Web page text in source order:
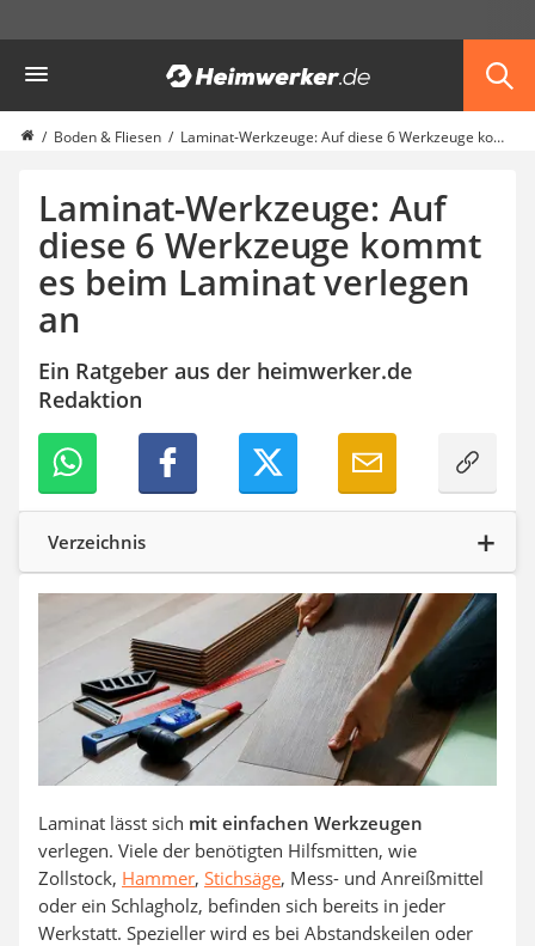
Haus & Bau
Außenleuchte mit Kamera
Ozongenerator
Smart-Home-Rauchmelder
Schlüsseltresor
Überwachungskameras außen
Regendusche
Reizstromgerät
Infrarot-Thermometer
Heizkissen
Digitale Zeitschaltuhr
Paketbriefkasten
Fensterkontaktschalter
Hygrometer
LED-Baustrahler
Aluleiter
Tiefengrund
Video-Türsprechanlage
Boden & Fliesen Laminat-Werkzeuge: Auf diese 6 Werkzeuge kommt es beim Laminat verlegen an
Laminat-Werkzeuge: Auf
diese 6 Werkzeuge kommt
es beim Laminat verlegen
an
Ein Ratgeber aus der heimwerker.de
Redaktion
Verzeichnis
Laminat lässt sich mit einfachen Werkzeugen
verlegen. Viele der benötigten Hilfsmitten, wie
Zollstock, Hammer, Stichsäge, Mess- und Anreißmittel
oder ein Schlagholz, befinden sich bereits in jeder
Werkstatt. Spezieller wird es bei Abstandskeilen oder